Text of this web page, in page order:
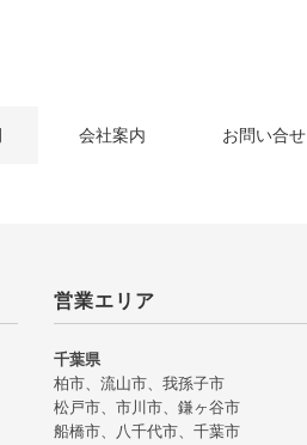
会社案内 お問い合せ
営業エリア
千葉県
柏市、流山市、我孫子市
松戸市、市川市、鎌ヶ谷市
船橋市、八千代市、千葉市